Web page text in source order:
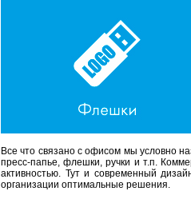
Все что связано с офисом мы условно
пресс-папье, флешки, ручки и т.п.
активностью. Тут и современный
организации оптимальные решения.